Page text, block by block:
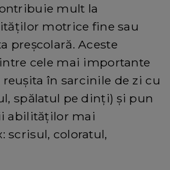
mult la
motrice fine sau
preșcolară. Aceste
cele mai importante
în sarcinile de zi cu
spălatul pe dinți) și pun
abilităților mai
scrisul, coloratul,